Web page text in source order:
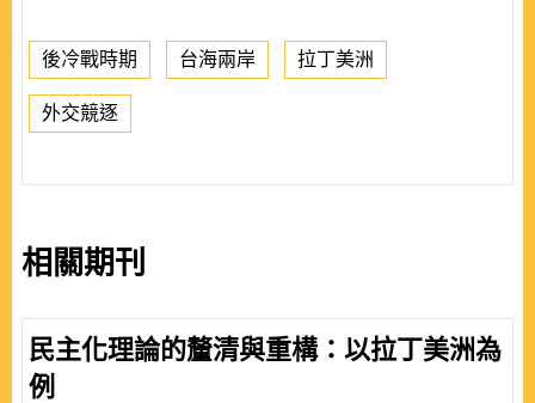
後冷戰時期 台海兩岸 拉丁美洲
外交競逐
相關期刊
民主化理論的釐清與重構：以拉丁美洲為
例